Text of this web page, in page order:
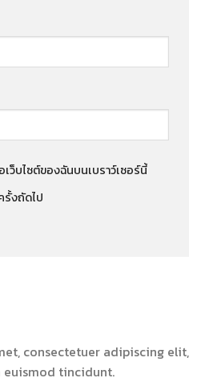
ว็บไซต์ของฉันบนเบราว์เซอร์นี้
รั้งถัดไป
consectetuer adipiscing elit,
euismod tincidunt.